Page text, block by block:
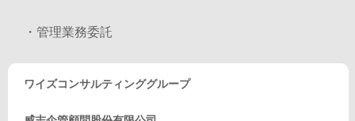
・管理業務委託
ワイズコンサルティンググループ